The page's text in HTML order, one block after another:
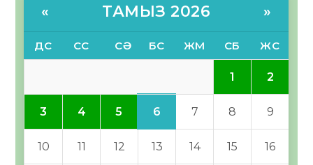
« ТАМЫЗ 2026 »
ДС СС СӘ БС ЖМ СБ ЖС
1 2
3 4 5 6 7 8 9
10 11 12 13 14 15 16